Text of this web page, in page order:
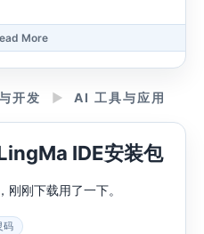
More
开发 ► AI 工具与应用
IDE安装包
刚下载用了一下。
码